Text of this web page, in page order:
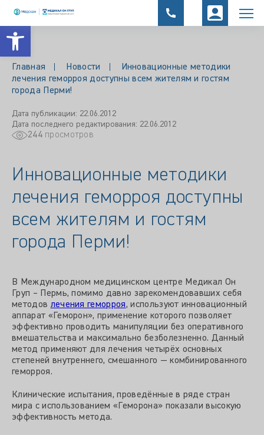
Открыть панель инструментов
Главная Новости
Инновационные методики
лечения геморроя доступны всем жителям и гостям
города Перми!
Дата публикации: 22.06.2012
Дата последнего редактирования: 22.06.2012
244просмотров
Инновационные методики
лечения геморроя доступны
всем жителям и гостям
города Перми!
В Международном медицинском центре Медикал Он
Груп – Пермь, помимо давно зарекомендовавших себя
методов лечения геморроя, используют инновационный
аппарат «Геморон», применение которого позволяет
эффективно проводить манипуляции без оперативного
вмешательства и максимально безболезненно. Данный
метод применяют для лечения четырёх основных
степеней внутреннего, смешанного — комбинированного
геморроя.
Клинические испытания, проведённые в ряде стран
мира с использованием «Геморона» показали высокую
эффективность метода.